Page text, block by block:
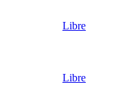
Libre
Libre